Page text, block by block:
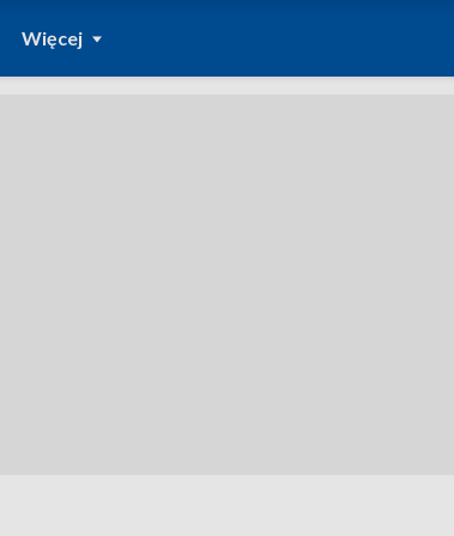
Więcej